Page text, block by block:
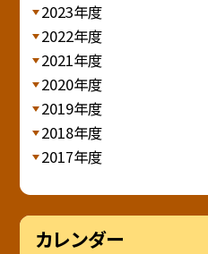
2023年度
2022年度
2021年度
2020年度
2019年度
2018年度
2017年度
カレンダー